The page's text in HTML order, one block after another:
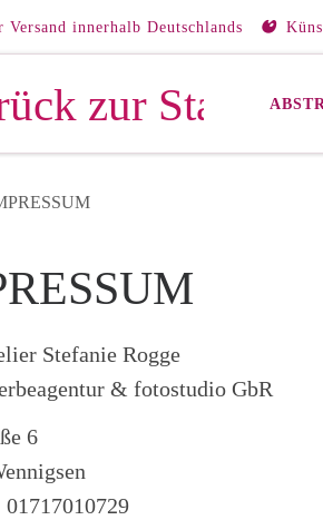
Versand innerhalb Deutschlands
Stefanie Rogge
& fotostudio GbR
6